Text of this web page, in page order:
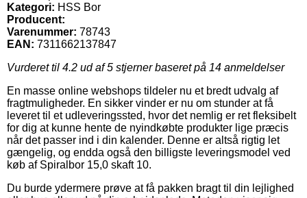
Kategori: HSS Bor
Producent:
Varenummer: 78743
EAN: 7311662137847
Vurderet til 4.2 ud af 5 stjerner baseret på 14 anmeldelser
En masse online webshops tildeler nu et bredt udvalg af
fragtmuligheder. En sikker vinder er nu om stunder at få
leveret til et udleveringssted, hvor det nemlig er ret fleksibelt
for dig at kunne hente de nyindkøbte produkter lige præcis
når det passer ind i din kalender. Denne er altså rigtig let
gængelig, og endda også den billigste leveringsmodel ved
køb af Spiralbor 15,0 skaft 10.
Du burde ydermere prøve at få pakken bragt til din lejlighed